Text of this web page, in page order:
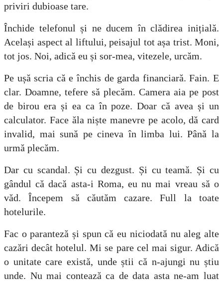
priviri dubioase tare.
Închide telefonul și ne ducem în clădirea inițială.
Același aspect al liftului, peisajul tot așa trist. Moni,
tot jos. Noi, adică eu și sor-mea, vitezele, urcăm.
Pe ușă scria că e închis de garda financiară. Fain. E
clar. Doamne, tefere să plecăm. Camera aia pe post
de birou era și ea ca în poze. Doar că avea și un
calculator. Face ăla niște manevre pe acolo, dă card
invalid, mai sună pe cineva în limba lui. Până la
urmă plecăm.
Dar cu scandal. Și cu dezgust. Și cu teamă. Și cu
gândul că dacă asta-i Roma, eu nu mai vreau să o
văd. Începem să căutăm cazare. Full la toate
hotelurile.
Fac o paranteză și spun că eu niciodată nu aleg alte
cazări decât hotelul. Mi se pare cel mai sigur. Adică
o unitate care există, unde știi că n-ajungi nu știu
unde. Nu mai contează ca de data asta ne-am luat